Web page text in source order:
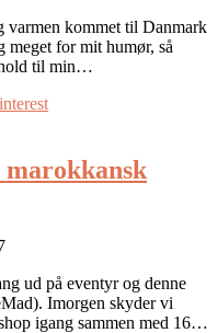
varmen kommet til Danmark
meget for mit humør, så
til min…
marokkansk
ud på eventyr og denne
Imorgen skyder vi
igang sammen med 16…